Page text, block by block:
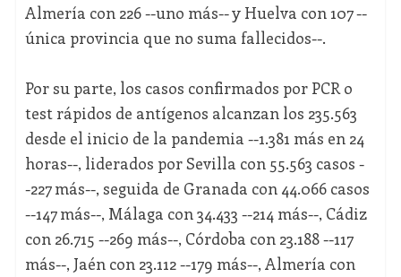
Almería con 226 --uno más-- y Huelva con 107 --
única provincia que no suma fallecidos--.
Por su parte, los casos confirmados por PCR o
test rápidos de antígenos alcanzan los 235.563
desde el inicio de la pandemia --1.381 más en 24
horas--, liderados por Sevilla con 55.563 casos -
-227 más--, seguida de Granada con 44.066 casos
--147 más--, Málaga con 34.433 --214 más--, Cádiz
con 26.715 --269 más--, Córdoba con 23.188 --117
más--, Jaén con 23.112 --179 más--, Almería con